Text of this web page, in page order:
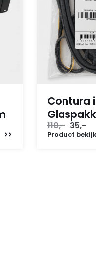
Contura
110,-
prijs
35,-
Product